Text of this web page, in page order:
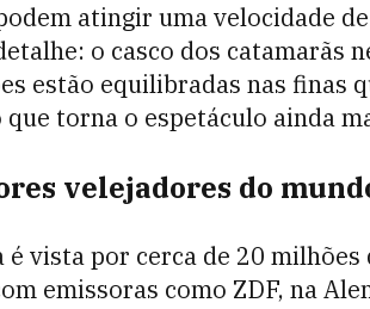
atingir uma velocidade
o casco dos catamarãs
estão equilibradas nas finas
que torna o espetáculo ainda
velejadores do
é vista por cerca de 20
emissoras como ZDF, na